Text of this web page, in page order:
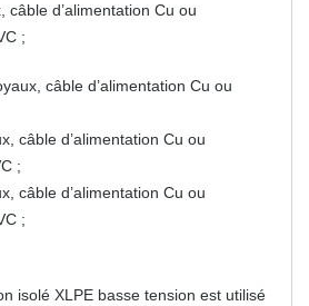
câble d’alimentation Cu ou
;
câble d’alimentation Cu ou
câble d’alimentation Cu ou
;
câble d’alimentation Cu ou
;
isolé XLPE basse tension est utilisé